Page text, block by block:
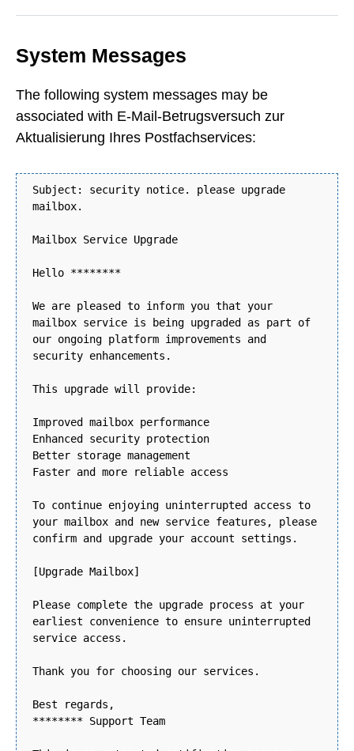
System Messages
The following system messages may be
associated with E-Mail-Betrugsversuch zur
Aktualisierung Ihres Postfachservices:
Subject: security notice. please upgrade
mailbox.
Mailbox Service Upgrade
Hello ********
We are pleased to inform you that your
mailbox service is being upgraded as part of
our ongoing platform improvements and
security enhancements.
This upgrade will provide:
Improved mailbox performance
Enhanced security protection
Better storage management
Faster and more reliable access
To continue enjoying uninterrupted access to
your mailbox and new service features, please
confirm and upgrade your account settings.
[Upgrade Mailbox]
Please complete the upgrade process at your
earliest convenience to ensure uninterrupted
service access.
Thank you for choosing our services.
Best regards,
******** Support Team